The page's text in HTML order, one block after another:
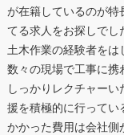
が在籍しているのが
てる求人をお探しでし
土木作業の経験者をは
数々の現場で工事に
しっかりレクチャー
援を積極的に行ってい
かかった費用は会社側